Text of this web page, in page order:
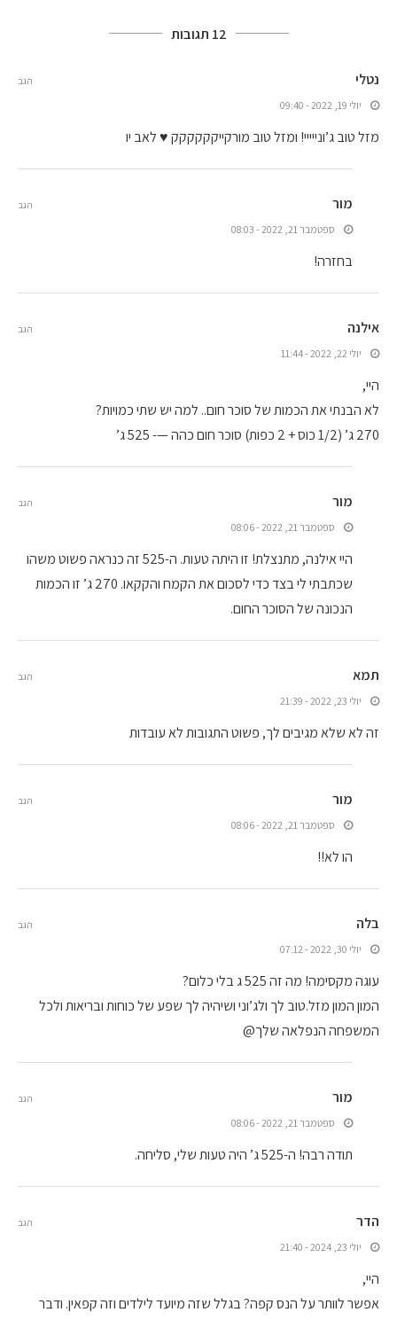
12 תגובות
נטלי
יולי 19, 2022 - 09:40
מזל טוב ג’ונייייי! ומזל טוב מורקייקקקקקק ♥ לאב יו
הגב
מור
ספטמבר 21, 2022 - 08:03
בחזרה!
הגב
אילנה
יולי 22, 2022 - 11:44
היי,
לא הבנתי את הכמות של סוכר חום.. למה יש שתי כמויות?
270 ג’ (1/2 כוס + 2 כפות) סוכר חום כהה —- 525 ג’
הגב
מור
ספטמבר 21, 2022 - 08:06
היי אילנה, מתנצלת! זו היתה טעות. ה-525 זה כנראה פשוט משהו
שכתבתי לי בצד כדי לסכום את הקמח והקקאו. 270 ג’ זו הכמות
הנכונה של הסוכר החום.
הגב
תמא
יולי 23, 2022 - 21:39
זה לא שלא מגיבים לך, פשוט התגובות לא עובדות
הגב
מור
ספטמבר 21, 2022 - 08:06
הו לא!!
הגב
בלה
יולי 30, 2022 - 07:12
עוגה מקסימה! מה זה 525 ג בלי כלום?
המון המון מזל.טוב לך ולג’וני ושיהיה לך שפע של כוחות ובריאות ולכל
המשפחה הנפלאה שלך@
הגב
מור
ספטמבר 21, 2022 - 08:06
תודה רבה! ה-525 ג’ היה טעות שלי, סליחה.
הגב
הדר
יולי 23, 2024 - 21:40
היי,
אפשר לוותר על הנס קפה? בגלל שזה מיועד לילדים וזה קפאין. ודבר
הגב